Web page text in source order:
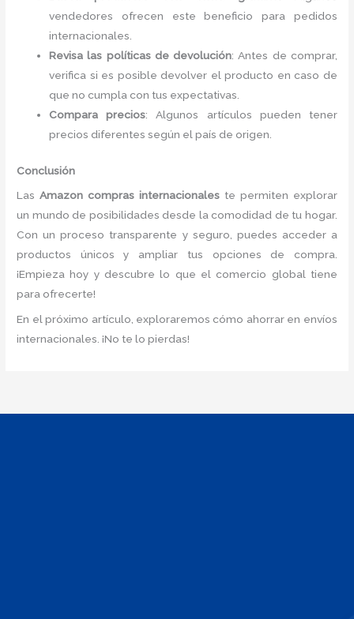
vendedores ofrecen este beneficio para pedidos
internacionales.
Revisa las políticas de devolución: Antes de comprar,
verifica si es posible devolver el producto en caso de
que no cumpla con tus expectativas.
Compara precios: Algunos artículos pueden tener
precios diferentes según el país de origen.
Conclusión
LasAmazon compras internacionales te permiten explorar
un mundo de posibilidades desde la comodidad de tu hogar.
Con un proceso transparente y seguro, puedes acceder a
productos únicos y ampliar tus opciones de compra.
¡Empieza hoy y descubre lo que el comercio global tiene
para ofrecerte!
En el próximo artículo, exploraremos cómo ahorrar en envíos
internacionales. ¡No te lo pierdas!